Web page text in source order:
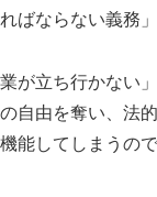
ばならない義務
が立ち行かない
自由を奪い、法
能してしまうので